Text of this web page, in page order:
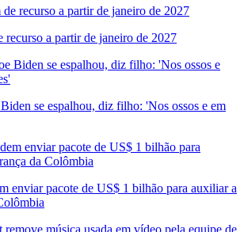
a partir de janeiro de 2027
se espalhou, diz filho: 'Nos ossos e em
enviar pacote de US$ 1 bilhão para auxiliar a